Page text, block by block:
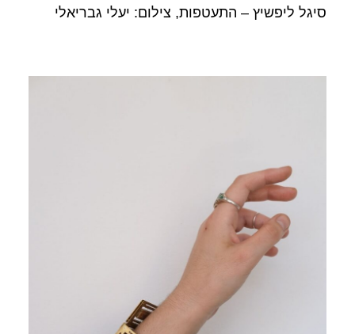
סיגל ליפשיץ – התעטפות, צילום: יעלי גבריאלי